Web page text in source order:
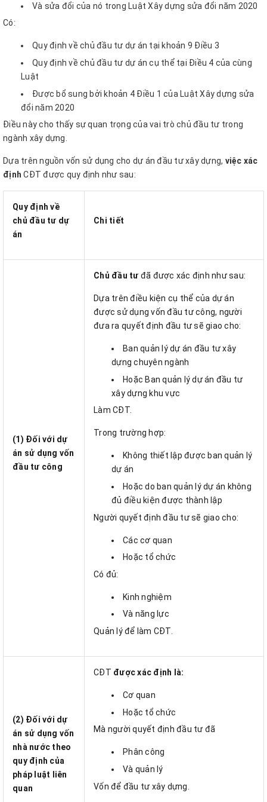
Và sửa đổi của nó trong Luật Xây dựng sửa đổi năm 2020
Có:
Quy định về chủ đầu tư dự án tại khoản 9 Điều 3
Quy định về chủ đầu tư dự án cụ thể tại Điều 4 của cùng
Luật
Được bổ sung bởi khoản 4 Điều 1 của Luật Xây dựng sửa
đổi năm 2020
Điều này cho thấy sự quan trọng của vai trò chủ đầu tư trong
ngành xây dựng.
Dựa trên nguồn vốn sử dụng cho dự án đầu tư xây dựng, việc xác
địnhCĐT được quy định như sau:
Quy định về
chủ đầu tư dự
án
Chi tiết
(1) Đối với dự
án sử dụng vốn
đầu tư công
Chủ đầu tư đã được xác định như sau:
Dựa trên điều kiện cụ thể của dự án
được sử dụng vốn đầu tư công, người
đưa ra quyết định đầu tư sẽ giao cho:
Ban quản lý dự án đầu tư xây
dựng chuyên ngành
Hoặc Ban quản lý dự án đầu tư
xây dựng khu vực
Làm CĐT.
Trong trường hợp:
Không thiết lập được ban quản lý
dự án
Hoặc do ban quản lý dự án không
đủ điều kiện được thành lập
Người quyết định đầu tư sẽ giao cho:
Các cơ quan
Hoặc tổ chức
Có đủ:
Kinh nghiệm
Và năng lực
Quản lý để làm CĐT.
(2) Đối với dự
án sử dụng vốn
nhà nước theo
quy định của
pháp luật liên
quan
CĐT được xác định là:
Cơ quan
Hoặc tổ chức
Mà người quyết định đầu tư đã
Phân công
Và quản lý
Vốn để đầu tư xây dựng.